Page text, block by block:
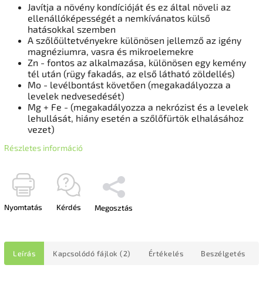
Javítja a növény kondícióját és ez által növeli az
ellenállóképességét a nemkívánatos külső
hatásokkal szemben
A szőlőültetvényekre különösen jellemző az igény
magnéziumra, vasra és mikroelemekre
Zn - fontos az alkalmazása, különösen egy kemény
tél után (rügy fakadás, az első látható zöldellés)
Mo - levélbontást követően (megakadályozza a
levelek nedvesedését)
Mg + Fe - (megakadályozza a nekrózist és a levelek
lehullását, hiány esetén a szőlőfürtök elhalásához
vezet)
Részletes információ
Nyomtatás Kérdés Megosztás
Leírás Kapcsolódó fájlok (2) Értékelés Beszélgetés